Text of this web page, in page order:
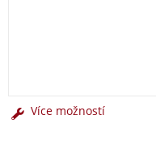
Více možností